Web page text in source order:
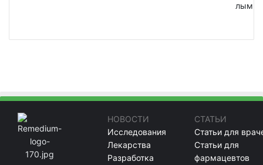
лым
НОВОСТИ
Исследования
Лекарства
Разработка
СТАТЬИ
Статьи для
Статьи для
фармацевтов